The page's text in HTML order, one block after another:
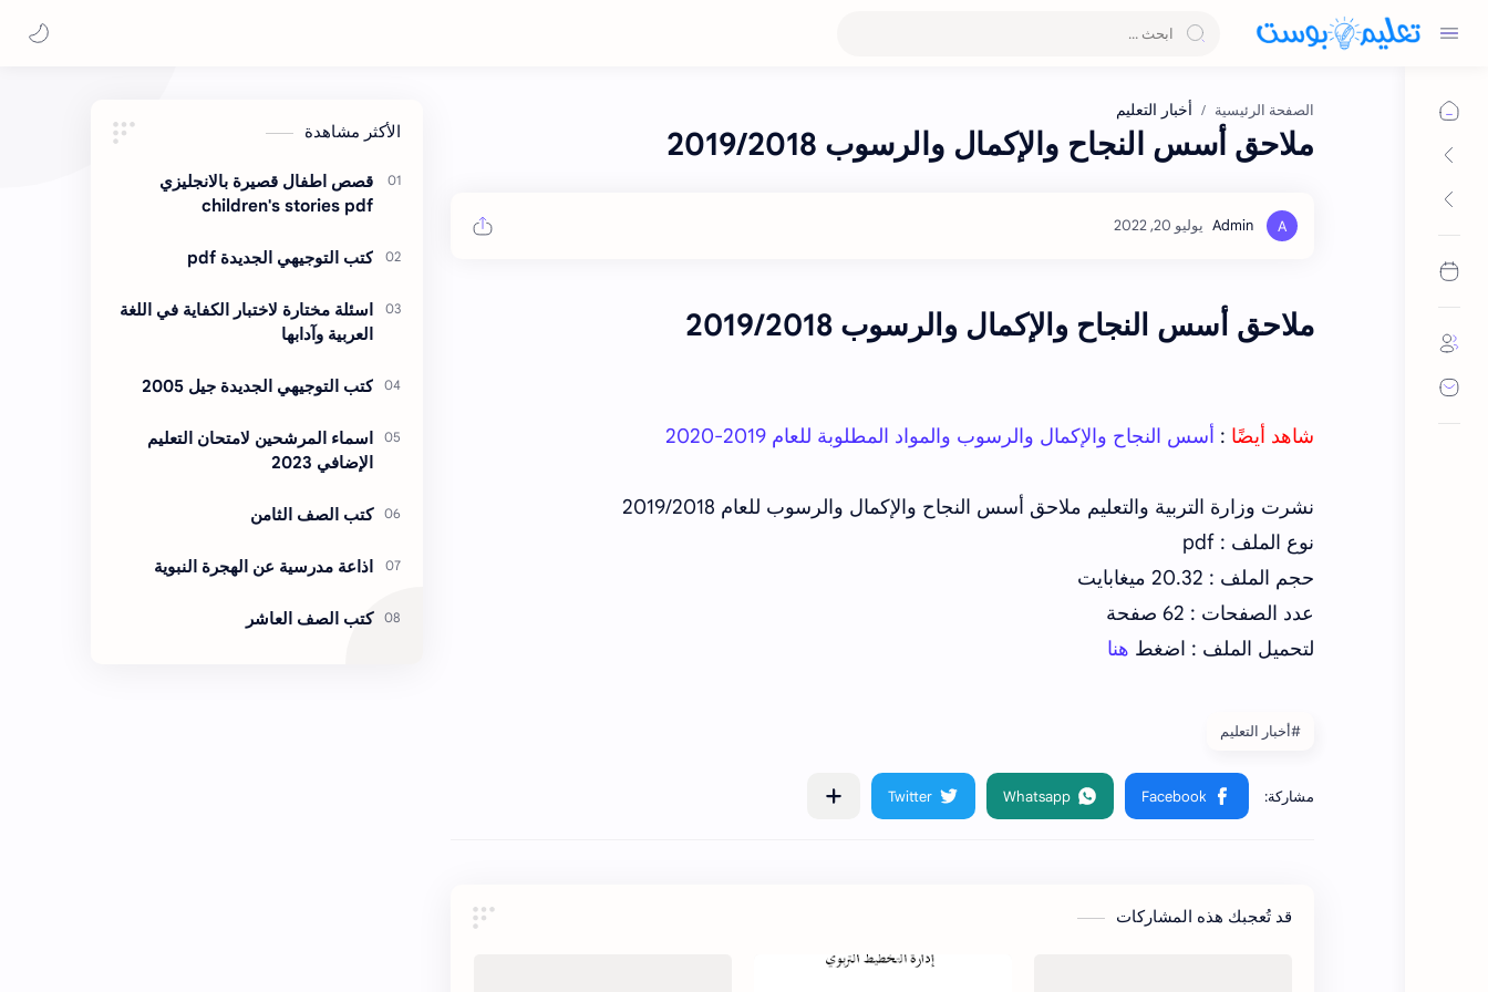
الصفحة الرئيسية أخبار التعليم
ملاحق أسس النجاح والإكمال والرسوب 2019/2018
ملاحق أسس النجاح والإكمال والرسوب 2019/2018
شاهد أيضًا : أسس النجاح والإكمال والرسوب والمواد المطلوبة للعام 2019-2020
نشرت وزارة التربية والتعليم ملاحق أسس النجاح والإكمال والرسوب للعام 2019/2018
نوع الملف : pdf
حجم الملف : 20.32 ميغابايت
عدد الصفحات : 62 صفحة
لتحميل الملف : اضغط هنا
#أخبار التعليم
قد تُعجبك هذه المشاركات
الأكثر مشاهدة
قصص اطفال قصيرة بالانجليزي
children's stories pdf
كتب التوجيهي الجديدة pdf
اسئلة مختارة لاختبار الكفاية في اللغة
العربية وآدابها
كتب التوجيهي الجديدة جيل 2005
اسماء المرشحين لامتحان التعليم
الإضافي 2023
كتب الصف الثامن
اذاعة مدرسية عن الهجرة النبوية
كتب الصف العاشر